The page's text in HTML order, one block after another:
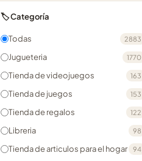
🏷️ Categoría
Todas 2883
Jugueteria 1770
Tienda de videojuegos 163
Tienda de juegos 153
Tienda de regalos 122
Libreria 98
Tienda de articulos para el hogar 94